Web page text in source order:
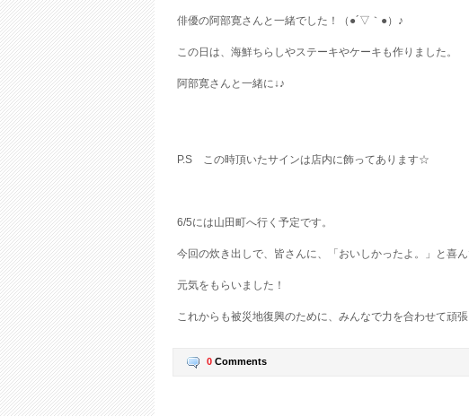
俳優の阿部寛さんと一緒でした！（●´▽｀●）♪
この日は、海鮮ちらしやステーキやケーキも作りました。
阿部寛さんと一緒に↓♪
P.S この時頂いたサインは店内に飾ってあります☆
6/5には山田町へ行く予定です。
今回の炊き出しで、皆さんに、「おいしかったよ。」と喜
元気をもらいました！
これからも被災地復興のために、みんなで力を合わせて頑張
0 Comments